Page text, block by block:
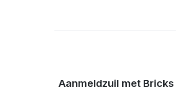
Aanmeldzuil met